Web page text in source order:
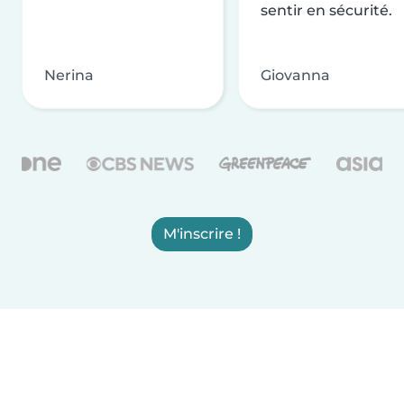
Nerina
sentir en sécurité.
Giovanna
M'inscrire !